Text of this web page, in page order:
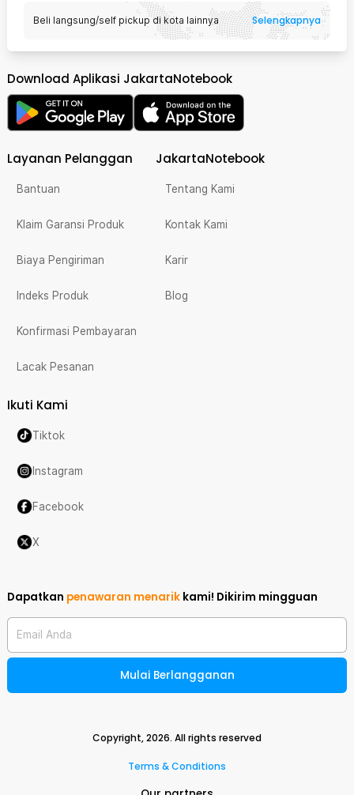
Beli langsung/self pickup di kota lainnya Selengkapnya
Download Aplikasi JakartaNotebook
Layanan Pelanggan
Bantuan
Klaim Garansi Produk
Biaya Pengiriman
Indeks Produk
Konfirmasi Pembayaran
Lacak Pesanan
JakartaNotebook
Tentang Kami
Kontak Kami
Karir
Blog
Ikuti Kami
Tiktok
Instagram
Facebook
X
Dapatkan penawaran menarik kami! Dikirim mingguan
Email Anda
Mulai Berlangganan
Copyright,2026. All rights reserved
Terms & Conditions